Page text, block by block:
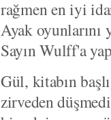
rağmen en iyi
Ayak
Sayın Wulff'a
Gül, kitabın
zirveden